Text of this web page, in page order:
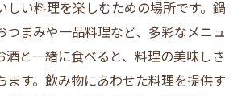
しい料理を楽しむための場所です。鍋
つまみや一品料理など、多彩なメニュ
酒と一緒に食べると、料理の美味しさ
ます。飲み物にあわせた料理を提供す